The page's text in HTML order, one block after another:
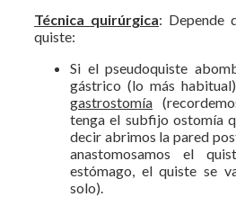
Técnica quirúrgica: Depende
quiste:
Si el pseudoquiste
gástrico (lo más
gastrostomía
tenga el subfijo ostomía
decir abrimos la pared
anastomosamos el
estómago, el quiste se
solo).